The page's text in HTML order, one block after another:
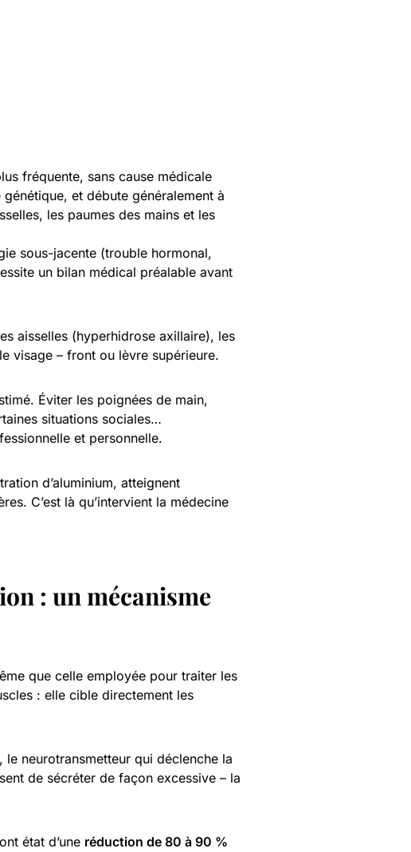
fréquente, sans cause médicale
et débute généralement à
les paumes des mains et les
sous-jacente (trouble hormonal,
un bilan médical préalable avant
aisselles (hyperhidrose axillaire), les
visage – front ou lèvre supérieure.
Éviter les poignées de main,
situations sociales…
et personnelle.
d’aluminium, atteignent
C’est là qu’intervient la médecine
: un mécanisme
que celle employée pour traiter les
: elle cible directement les
, le neurotransmetteur qui déclenche la
de sécréter de façon excessive – la
état d’une réduction de 80 à 90 %